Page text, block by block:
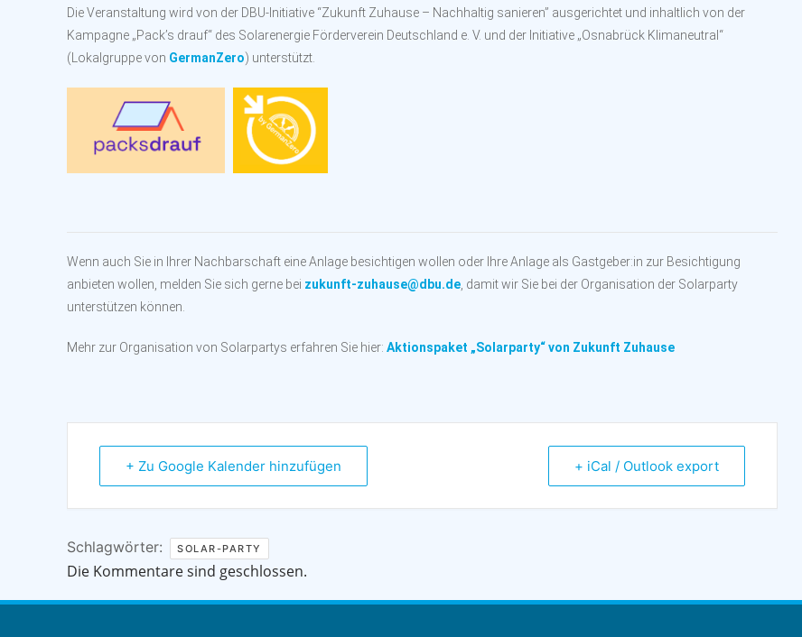
Die Veranstaltung wird von der DBU-Initiative “Zukunft Zuhause – Nachhaltig sanieren” ausgerichtet und inhaltlich von der
Kampagne „Pack’s drauf“ des Solarenergie Förderverein Deutschland e. V. und der Initiative „Osnabrück Klimaneutral“
(Lokalgruppe von GermanZero) unterstützt.
Wenn auch Sie in Ihrer Nachbarschaft eine Anlage besichtigen wollen oder Ihre Anlage als Gastgeber:in zur Besichtigung
anbieten wollen, melden Sie sich gerne bei zukunft-zuhause@dbu.de , damit wir Sie bei der Organisation der Solarparty
unterstützen können.
Mehr zur Organisation von Solarpartys erfahren Sie hier: Aktionspaket „Solarparty“ von Zukunft Zuhause
+ Zu Google Kalender hinzufügen + iCal / Outlook export
Schlagwörter: SOLAR-PARTY
Die Kommentare sind geschlossen.